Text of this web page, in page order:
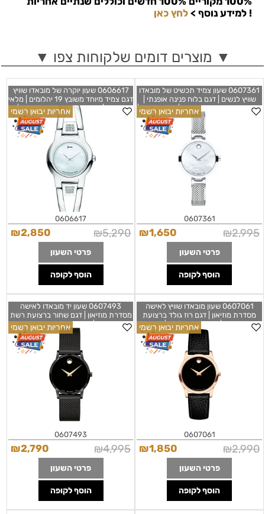
! למידע נוסף > לחץ כאן
▼ מוצרים דומים שלקוחות צפו ▼
0607361 שעון צמיד תכשיט של מובאדו
שוויץ לנשים | דגם בלוח פנינה אופנתי |
שנתיים אחריות יבואן רשמי | מלאי מוגבל |
שעונים שווצריים לאישה | Movado
Amika Mesh Bangle Ladies Watch
0607361
אחריות יבואן רשמי
0607361
₪2,995
₪1,650
פרטי השעון
הוסף לקופה
0606617 שעון יוקרה של מובאדו שוויץ
דגם צמיד מיוחד משובץ 19 יהלומים | מלאי
מוגבל | שנתיים אחריות יבואן רשמי |
Movado Amorosa Diamond Mother
of Pearl Dial Stainless Steel Ladies
Watch Model: 0606617
אחריות יבואן רשמי
0606617
₪5,290
₪2,850
פרטי השעון
הוסף לקופה
0607061 שעון מובאדו שוויץ לאישה
מסדרת מוזיאון | דגם רוז גולד ברצועת
עור מיוחדת | לוח שחור קלאסי | שנתיים
אחריות יבואן רשמי | מלאי מוגבל |
Movado Museum Black Dial ROSE
Leather Ladies Watch 0607061
אחריות יבואן רשמי
0607061
₪2,990
₪1,850
פרטי השעון
הוסף לקופה
0607493 שעון יד מובאדו לאישה
מסדרת מוזיאון | דגם שחור ברצועת רשת
אופנתית | זכוכית ספיר עם שנתיים
אחריות יבואן רשמי | מלאי מוגבל
Movado Museum Classic Quartz
Black Dial Ladies Watch 0607493
אחריות יבואן רשמי
0607493
₪4,995
₪2,790
פרטי השעון
הוסף לקופה